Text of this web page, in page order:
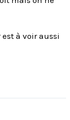
à voir aussi